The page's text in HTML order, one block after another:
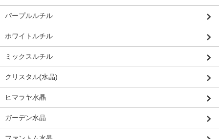
パープルルチル
ホワイトルチル
ミックスルチル
クリスタル(水晶)
ヒマラヤ水晶
ガーデン水晶